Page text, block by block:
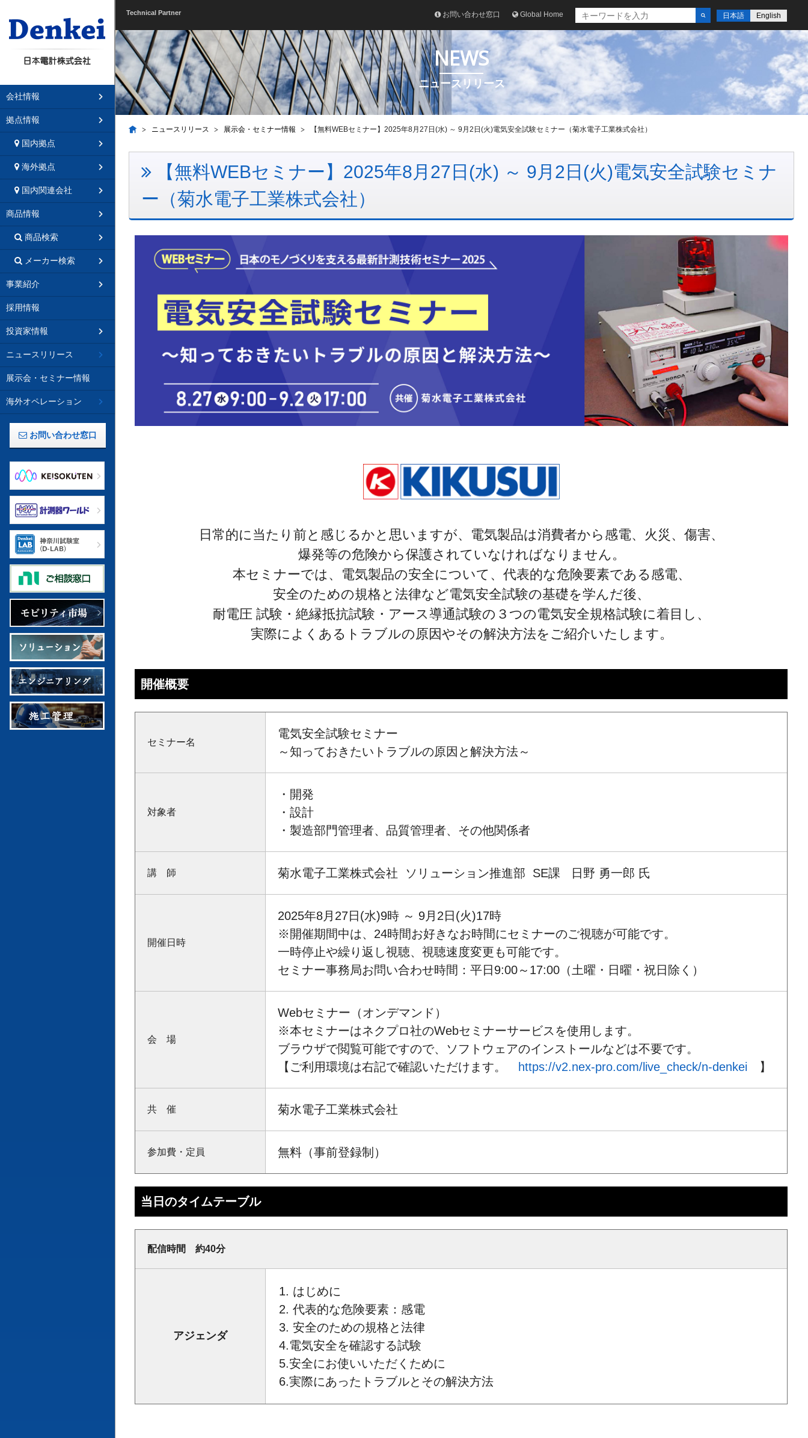
会社情報
拠点情報
国内拠点
海外拠点
国内関連会社
商品情報
商品検索
メーカー検索
事業紹介
採用情報
投資家情報
ニュースリリース
展示会・セミナー情報
海外オペレーション
お問い合わせ窓口
Technical Partner English
日本語
Global Home
お問い合わせ窓口
NEWS
ニュースリリース
ニュースリリース 展示会・セミナー情報 【無料WEBセミナー】2025年8月27日(水) ～ 9月2日(火)電気安全試験セミナー（菊水電子工業株式会社）
【無料WEBセミナー】2025年8月27日(水) ～ 9月2日(火)電気安全試験セミナ
ー（菊水電子工業株式会社）
日常的に当たり前と感じるかと思いますが、電気製品は消費者から感電、火災、傷害、
爆発等の危険から保護されていなければなりません。
本セミナーでは、電気製品の安全について、代表的な危険要素である感電、
安全のための規格と法律など電気安全試験の基礎を学んだ後、
耐電圧 試験・絶縁抵抗試験・アース導通試験の３つの電気安全規格試験に着目し、
実際によくあるトラブルの原因やその解決方法をご紹介いたします。
開催概要
セミナー名
電気安全試験セミナー
～知っておきたいトラブルの原因と解決方法～
対象者
・開発
・設計
・製造部門管理者、品質管理者、その他関係者
講 師 菊水電子工業株式会社 ソリューション推進部 SE課 日野 勇一郎 氏
開催日時
2025年8月27日(水)9時 ～ 9月2日(火)17時
※開催期間中は、24時間お好きなお時間にセミナーのご視聴が可能です。
一時停止や繰り返し視聴、視聴速度変更も可能です。
セミナー事務局お問い合わせ時間：平日9:00～17:00（土曜・日曜・祝日除く）
会 場
Webセミナー（オンデマンド）
※本セミナーはネクプロ社のWebセミナーサービスを使用します。
ブラウザで閲覧可能ですので、ソフトウェアのインストールなどは不要です。
【ご利用環境は右記で確認いただけます。 https://v2.nex-pro.com/live_check/n-denkei 】
共 催 菊水電子工業株式会社
参加費・定員 無料（事前登録制）
当日のタイムテーブル
配信時間 約40分
アジェンダ
1. はじめに
2. 代表的な危険要素：感電
3. 安全のための規格と法律
4.電気安全を確認する試験
5.安全にお使いいただくために
6.実際にあったトラブルとその解決方法